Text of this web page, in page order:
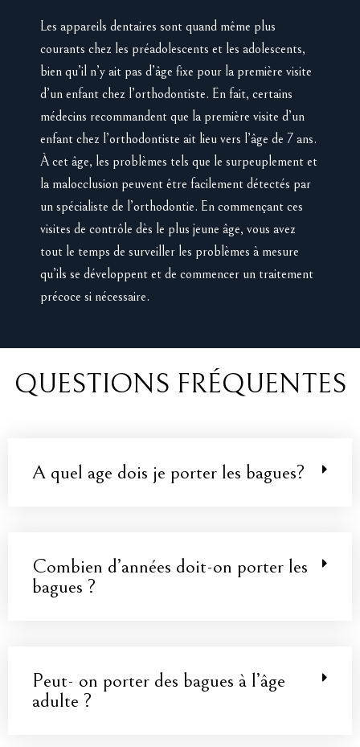
Les appareils dentaires sont quand même plus
courants chez les préadolescents et les adolescents,
bien qu’il n’y ait pas d’âge fixe pour la première visite
d’un enfant chez l’orthodontiste. En fait, certains
médecins recommandent que la première visite d’un
enfant chez l’orthodontiste ait lieu vers l’âge de 7 ans.
À cet âge, les problèmes tels que le surpeuplement et
la malocclusion peuvent être facilement détectés par
un spécialiste de l’orthodontie. En commençant ces
visites de contrôle dès le plus jeune âge, vous avez
tout le temps de surveiller les problèmes à mesure
qu’ils se développent et de commencer un traitement
précoce si nécessaire.
QUESTIONS FRÉQUENTES
A quel age dois je porter les bagues?
Combien d’années doit-on porter les
bagues ?
Peut- on porter des bagues à l’âge
adulte ?